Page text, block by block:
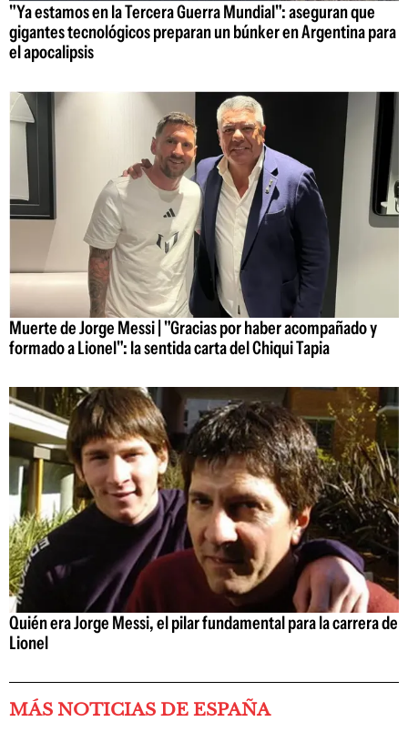
"Ya estamos en la Tercera Guerra Mundial": aseguran que
gigantes tecnológicos preparan un búnker en Argentina para
el apocalipsis
Muerte de Jorge Messi | "Gracias por haber acompañado y
formado a Lionel": la sentida carta del Chiqui Tapia
Quién era Jorge Messi, el pilar fundamental para la carrera de
Lionel
MÁS NOTICIAS DE ESPAÑA